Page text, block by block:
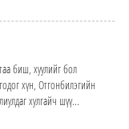
биш, хуулийг бол
хүн, Отгонбилэгийн
хулгайч шүү...